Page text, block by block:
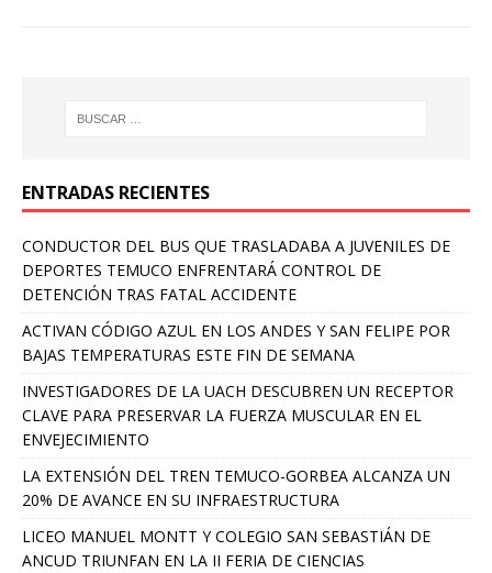
ENTRADAS RECIENTES
CONDUCTOR DEL BUS QUE TRASLADABA A JUVENILES DE
DEPORTES TEMUCO ENFRENTARÁ CONTROL DE
DETENCIÓN TRAS FATAL ACCIDENTE
ACTIVAN CÓDIGO AZUL EN LOS ANDES Y SAN FELIPE POR
BAJAS TEMPERATURAS ESTE FIN DE SEMANA
INVESTIGADORES DE LA UACH DESCUBREN UN RECEPTOR
CLAVE PARA PRESERVAR LA FUERZA MUSCULAR EN EL
ENVEJECIMIENTO
LA EXTENSIÓN DEL TREN TEMUCO-GORBEA ALCANZA UN
20% DE AVANCE EN SU INFRAESTRUCTURA
LICEO MANUEL MONTT Y COLEGIO SAN SEBASTIÁN DE
ANCUD TRIUNFAN EN LA II FERIA DE CIENCIAS